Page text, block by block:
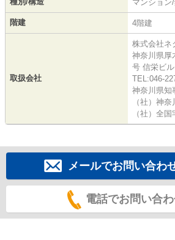
マンション
階建 4階建
取扱会社
株式会社ネ
神奈川県厚
号 信栄ビ
TEL:046-
神奈川県知
（社）神
（社）全
メールでお問い合わ
電話でお問い合